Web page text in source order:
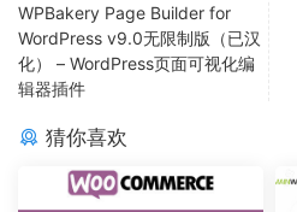
WPBakery Page Builder for
WordPress v9.0无限制版（已汉
化） – WordPress页面可视化编
辑器插件
猜你喜欢